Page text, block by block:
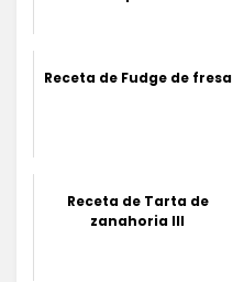
Receta de Fudge de fresa
Receta de Tarta de
zanahoria III